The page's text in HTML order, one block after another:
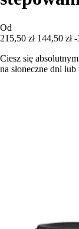
Od
215,50 zł 144,50 zł -
Ciesz się
na słoneczne dni